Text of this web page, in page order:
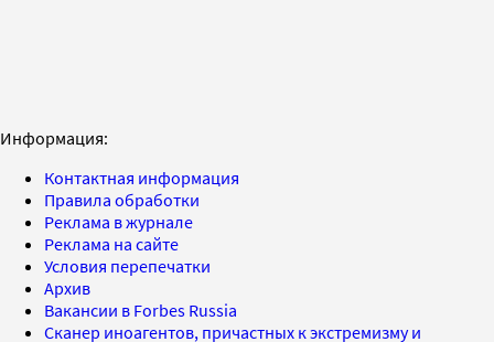
Информация:
Контактная информация
Правила обработки
Реклама в журнале
Реклама на сайте
Условия перепечатки
Архив
Вакансии в Forbes Russia
Сканер иноагентов, причастных к экстремизму и